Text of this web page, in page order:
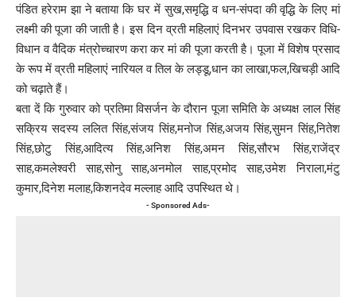
पंडित हरेराम झा ने बताया कि घर में सुख,समृद्धि व धन-संपदा की वृद्धि के लिए मां
लक्ष्मी की पूजा की जाती है। इस दिन व्रती महिलाएं दिनभर उपवास रखकर विधि-
विधान व वैदिक मंत्रोच्चारण करा कर मां की पूजा करती है। पूजा में विशेष प्रसाद
के रूप में व्रती महिलाएं नारियल व तिल के लड्डू,धान का लाखा,फल,खिचड़ी आदि
को चढ़ाते हैं।
बता दें कि गुरुवार को प्रतिमा विसर्जन के दौरान पूजा समिति के अध्यक्ष लाल सिंह
सक्रिय सदस्य ललित सिंह,संजय सिंह,मनोज सिंह,अजय सिंह,सुमन सिंह,नितेश
सिंह,छोटु सिंह,आदित्य सिंह,अनिश सिंह,अमन सिंह,सौरभ सिंह,राजेंद्र
साह,कमलेश्वरी साह,सोनु साह,अनमोल साह,प्रमोद साह,उमेश निराला,मंटु
कुमार,दिनेश मलाह,किशनदेव मल्लाह आदि उपस्थित थे।
- Sponsored Ads-